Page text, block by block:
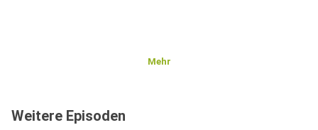
Mehr
Weitere Episoden